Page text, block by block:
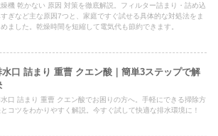
機 乾かない 原因 対策を徹底解説。フィルター詰まり・詰め込
ぎなど主な原因7つと、家庭ですぐ試せる具体的な対処法をま
めました。乾燥時間を短縮して電気代も節約できます。
水口 詰まり 重曹 クエン酸｜簡単3ステップで解
口 詰まり 重曹 クエン酸でお困りの方へ。手軽にできる掃除方
コツをわかりやすく解説。今すぐ試して快適な排水環境に！